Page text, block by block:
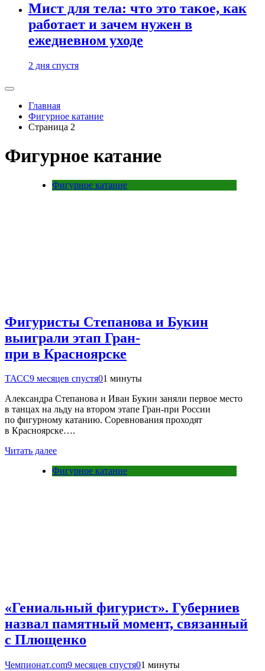
Мист для тела: что это такое, как
работает и зачем нужен в
ежедневном уходе
2 дня спустя
Главная
Фигурное катание
Страница 2
Фигурное катание
Фигурное катание
Фигуристы Степанова и Букин
выиграли этап Гран-
при в Красноярске
ТАСС9 месяцев спустя01 минуты
Александра Степанова и Иван Букин заняли первое место
в танцах на льду на втором этапе Гран-при России
по фигурному катанию. Соревнования проходят
в Красноярске….
Читать далее
Фигурное катание
«Гениальный фигурист». Губерниев
назвал памятный момент, связанный
с Плющенко
Чемпионат.com9 месяцев спустя01 минуты